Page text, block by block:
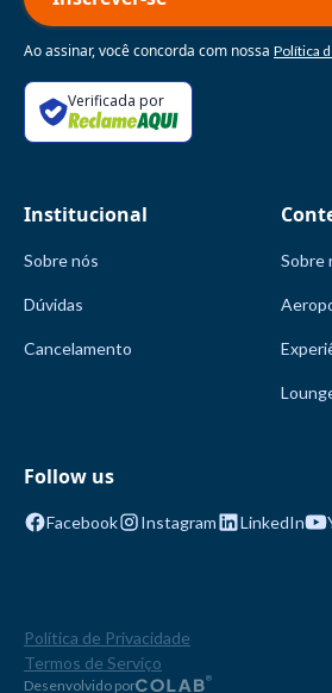
Ao assinar, você concorda com nossa Política
Verificada por
Institucional
Sobre nós
Dúvidas
Cancelamento
Sobre
Follow us
Facebook Instagram LinkedIn
Desenvolvido por
Política de Privacidade
Termos de Serviço